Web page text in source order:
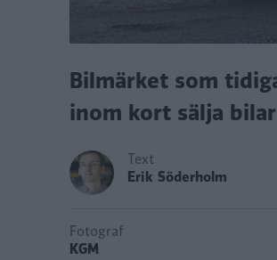
Bilmärket som
inom kort sälja
Text
Erik Söderholm
Fotograf
KGM